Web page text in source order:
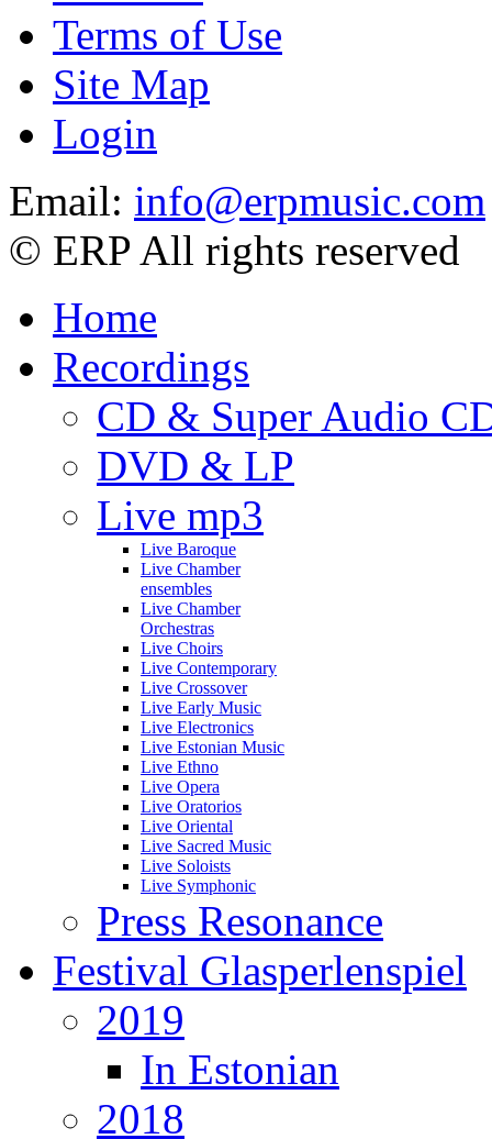
Terms of Use
Site Map
Login
Email: info@erpmusic.com
© ERP All rights reserved
Home
Recordings
CD & Super Audio
DVD & LP
Live mp3
Live Baroque
Live Chamber
ensembles
Live Chamber
Orchestras
Live Choirs
Live Contemporary
Live Crossover
Live Early Music
Live Electronics
Live Estonian Music
Live Ethno
Live Opera
Live Oratorios
Live Oriental
Live Sacred Music
Live Soloists
Live Symphonic
Press Resonance
Festival Glasperlenspiel
2019
In Estonian
2018